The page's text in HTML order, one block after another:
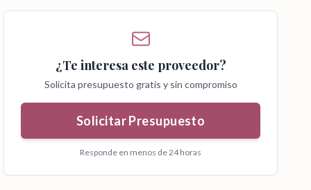
¿Te interesa este proveedor?
Solicita presupuesto gratis y sin compromiso
Solicitar Presupuesto
Responde en menos de 24 horas